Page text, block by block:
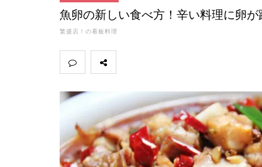
魚卵の新しい食べ方！辛い料理に卵
繁盛店！の看板料理